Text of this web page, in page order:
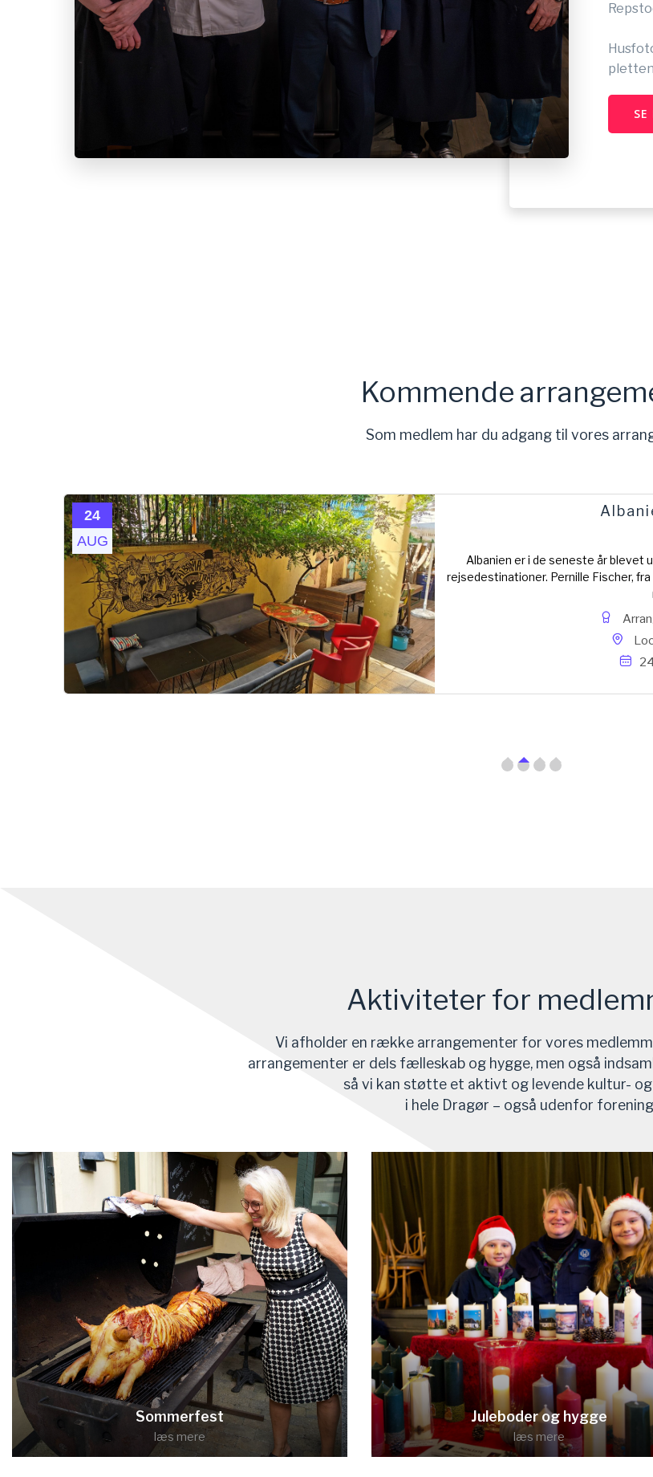
SE
Kommende
Som medlem har du adgang til vores
24
AUG
Albanien er i de seneste år blevet
rejsedestinationer. Pernille Fischer,
Aktiviteter for
Vi afholder en række arrangementer for vores
arrangementer er dels fælleskab og hygge, men også
så vi kan støtte et aktivt og levende kultur-
i hele Dragør – også udenfor
Sommerfest
læs mere
Juleboder og hygge
læs mere